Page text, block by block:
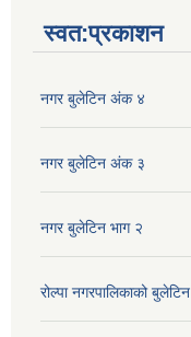
स्वत:प्रकाशन
नगर बुलेटिन अंक ४
नगर बुलेटिन अंक ३
नगर बुलेटिन भाग २
रोल्पा नगरपालिकाको बुलेटिन